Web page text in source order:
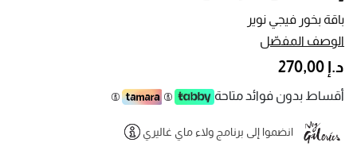
باقة بخور فيجي نوير
الوصف المفصّل
د.إ 270,00
أقساط بدون فوائد متاحة
انضموا إلى برنامج ولاء ماي غاليري